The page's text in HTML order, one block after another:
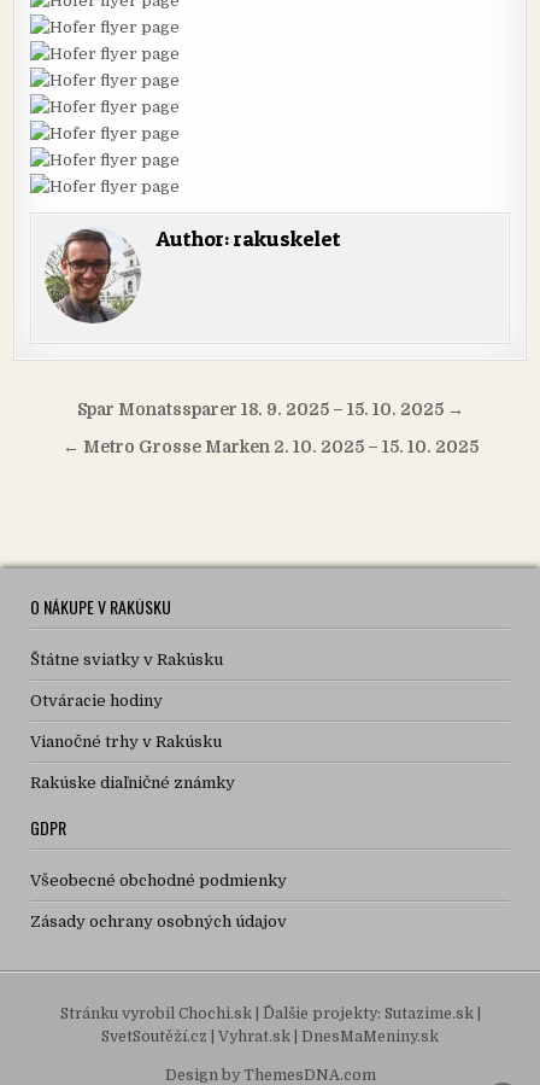
Author:rakuskelet
Navigácia
Spar Monatssparer 18. 9. 2025 – 15. 10. 2025 →
← Metro Grosse Marken 2. 10. 2025 – 15. 10. 2025
O NÁKUPE V RAKÚSKU
Štátne sviatky v Rakúsku
Otváracie hodiny
Vianočné trhy v Rakúsku
Rakúske diaľničné známky
GDPR
Všeobecné obchodné podmienky
Zásady ochrany osobných údajov
Stránku vyrobil Chochi.sk| Ďalšie projekty: Sutazime.sk|
SvetSoutěží.cz
Vyhrat.sk DnesMaMeniny.sk
Design by ThemesDNA.com